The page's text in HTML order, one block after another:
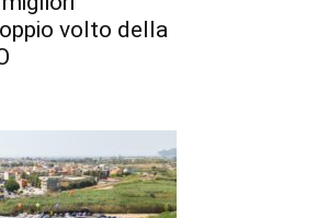
volto della